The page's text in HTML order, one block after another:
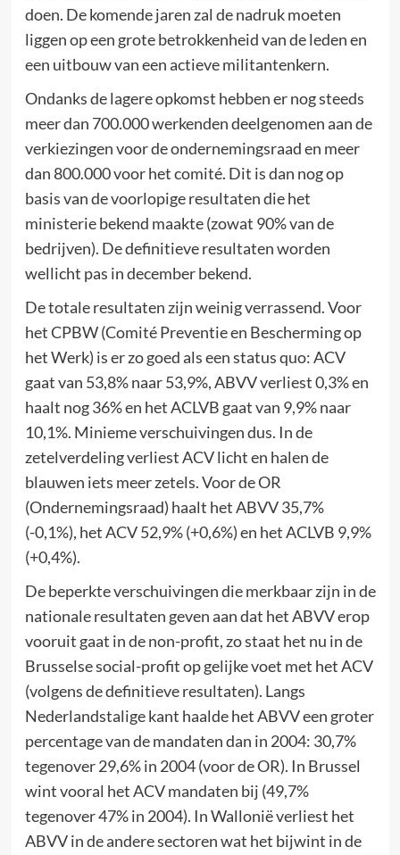
doen. De komende jaren zal de nadruk moeten
liggen op een grote betrokkenheid van de leden en
een uitbouw van een actieve militantenkern.
Ondanks de lagere opkomst hebben er nog steeds
meer dan 700.000 werkenden deelgenomen aan de
verkiezingen voor de ondernemingsraad en meer
dan 800.000 voor het comité. Dit is dan nog op
basis van de voorlopige resultaten die het
ministerie bekend maakte (zowat 90% van de
bedrijven). De definitieve resultaten worden
wellicht pas in december bekend.
De totale resultaten zijn weinig verrassend. Voor
het CPBW (Comité Preventie en Bescherming op
het Werk) is er zo goed als een status quo: ACV
gaat van 53,8% naar 53,9%, ABVV verliest 0,3% en
haalt nog 36% en het ACLVB gaat van 9,9% naar
10,1%. Minieme verschuivingen dus. In de
zetelverdeling verliest ACV licht en halen de
blauwen iets meer zetels. Voor de OR
(Ondernemingsraad) haalt het ABVV 35,7%
(-0,1%), het ACV 52,9% (+0,6%) en het ACLVB 9,9%
(+0,4%).
De beperkte verschuivingen die merkbaar zijn in de
nationale resultaten geven aan dat het ABVV erop
vooruit gaat in de non-profit, zo staat het nu in de
Brusselse social-profit op gelijke voet met het ACV
(volgens de definitieve resultaten). Langs
Nederlandstalige kant haalde het ABVV een groter
percentage van de mandaten dan in 2004: 30,7%
tegenover 29,6% in 2004 (voor de OR). In Brussel
wint vooral het ACV mandaten bij (49,7%
tegenover 47% in 2004). In Wallonië verliest het
ABVV in de andere sectoren wat het bijwint in de